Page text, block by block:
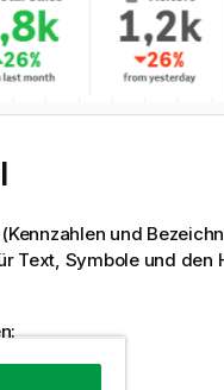
und
Text, Symbole und den
Farben.